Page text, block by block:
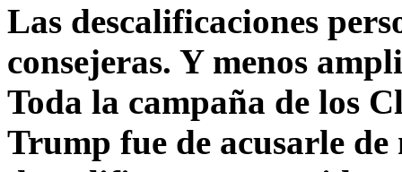
Las descalificaciones
consejeras. Y menos
Toda la campaña de los
Trump fue de acusarle